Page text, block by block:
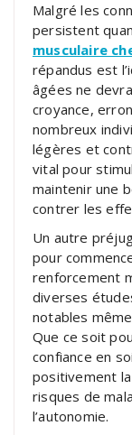
Malgré les
persistent
musculaire
répandus est
âgées ne
croyance,
nombreux
légères et
vital pour
maintenir une
contrer les
Un autre
pour
renforcement
diverses
notables
Que ce soit
confiance en
positivement
risques de
l’autonomie.